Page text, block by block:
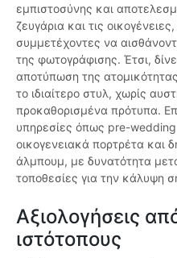
εμπιστοσύνης και
ζευγάρια και τις
συμμετέχοντες να
της φωτογράφισης. Έτσι,
αποτύπωση της
το ιδιαίτερο στυλ, χωρίς
προκαθορισμένα πρότυπα.
υπηρεσίες όπως pre-
οικογενειακά πορτρέτα και
άλμπουμ, με δυνατότητα
τοποθεσίες για την κάλυψη
Αξιολογήσεις
ιστότοπους